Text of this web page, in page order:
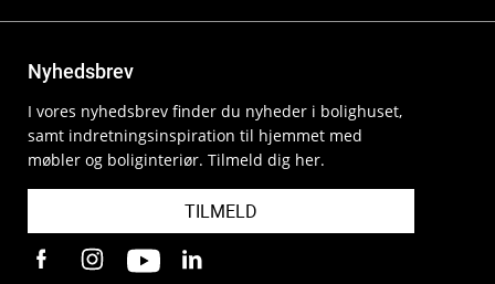
Nyhedsbrev
I vores nyhedsbrev finder du nyheder i bolighuset,
samt indretningsinspiration til hjemmet med
møbler og boliginteriør. Tilmeld dig her.
TILMELD